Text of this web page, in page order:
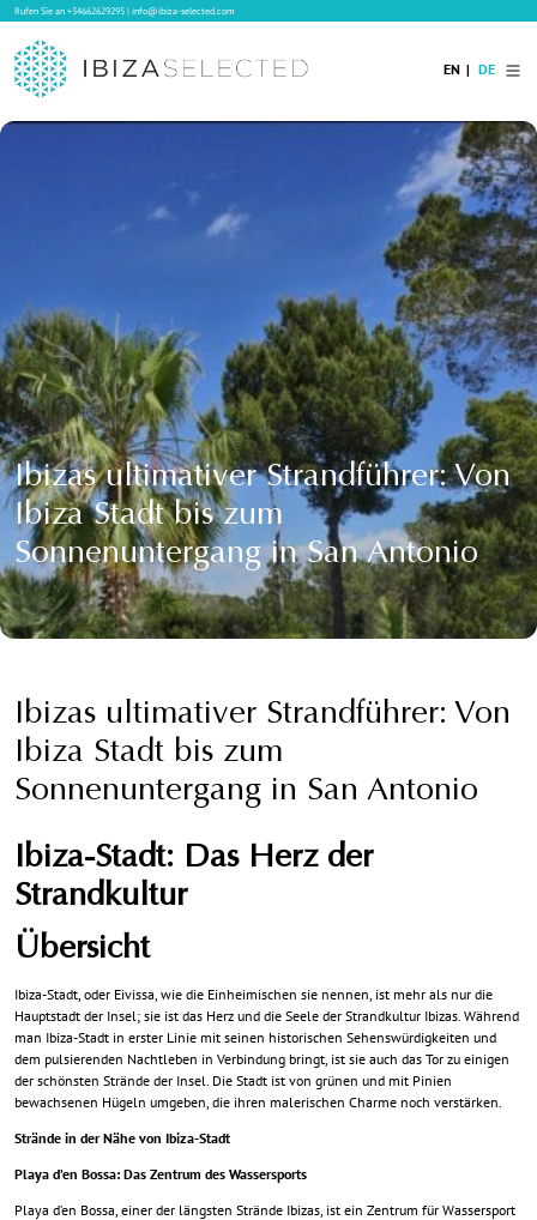
Rufen Sie an+34662629295|info@ibiza-selected.com
Verkauf
Blog
Services
Kontakt
EN DE
Ibizas ultimativer Strandführer: Von
Ibiza Stadt bis zum
Sonnenuntergang in San Antonio
Ibizas ultimativer Strandführer: Von
Ibiza Stadt bis zum
Sonnenuntergang in San Antonio
Ibiza-Stadt: Das Herz der
Strandkultur
Übersicht
Ibiza-Stadt, oder Eivissa, wie die Einheimischen sie nennen, ist mehr als nur die
Hauptstadt der Insel; sie ist das Herz und die Seele der Strandkultur Ibizas. Während
man Ibiza-Stadt in erster Linie mit seinen historischen Sehenswürdigkeiten und
dem pulsierenden Nachtleben in Verbindung bringt, ist sie auch das Tor zu einigen
der schönsten Strände der Insel. Die Stadt ist von grünen und mit Pinien
bewachsenen Hügeln umgeben, die ihren malerischen Charme noch verstärken.
Strände in der Nähe von Ibiza-Stadt
Playa d’en Bossa: Das Zentrum des Wassersports
Playa d’en Bossa, einer der längsten Strände Ibizas, ist ein Zentrum für Wassersport